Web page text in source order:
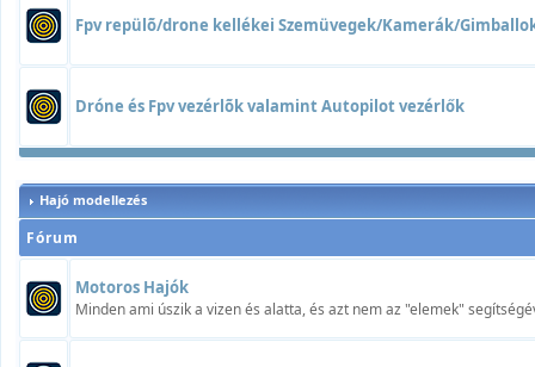
Fpv repülõ/drone kellékei Szemüvegek/Kamerák/
Dróne és Fpv vezérlõk valamint Autopilot vezérlők
Hajó modellezés
Fórum
Motoros Hajók
Minden ami úszik a vizen és alatta, és azt nem az "elemek"